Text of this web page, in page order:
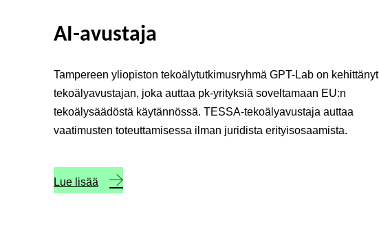
AI-avustaja
Tampereen yliopiston tekoälytutkimusryhmä GPT-Lab on kehittänyt
tekoälyavustajan, joka auttaa pk-yrityksiä soveltamaan EU:n
tekoälysäädöstä käytännössä. TESSA-tekoälyavustaja auttaa
vaatimusten toteuttamisessa ilman juridista erityisosaamista.
Lue lisää